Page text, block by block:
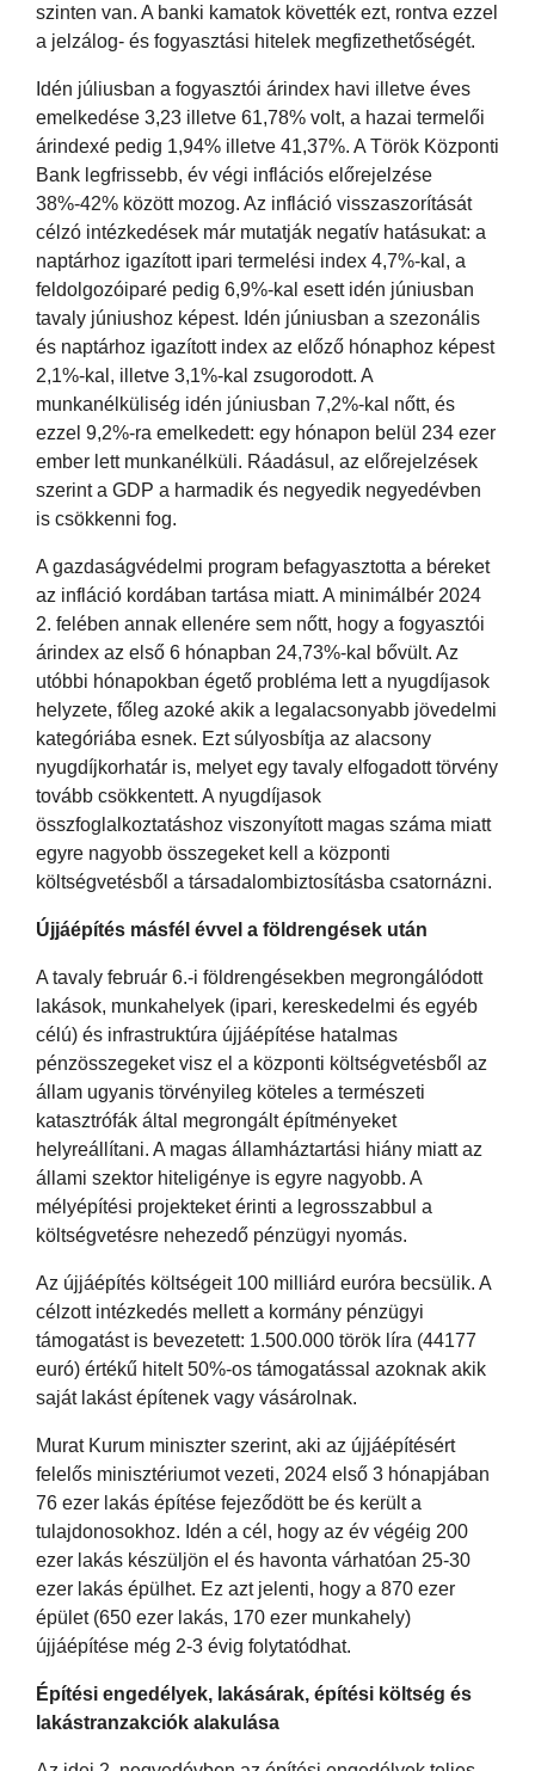
szinten van. A banki kamatok követték ezt, rontva ezzel
a jelzálog- és fogyasztási hitelek megfizethetőségét.
Idén júliusban a fogyasztói árindex havi illetve éves
emelkedése 3,23 illetve 61,78% volt, a hazai termelői
árindexé pedig 1,94% illetve 41,37%. A Török Központi
Bank legfrissebb, év végi inflációs előrejelzése
38%-42% között mozog. Az infláció visszaszorítását
célzó intézkedések már mutatják negatív hatásukat: a
naptárhoz igazított ipari termelési index 4,7%-kal, a
feldolgozóiparé pedig 6,9%-kal esett idén júniusban
tavaly júniushoz képest. Idén júniusban a szezonális
és naptárhoz igazított index az előző hónaphoz képest
2,1%-kal, illetve 3,1%-kal zsugorodott. A
munkanélküliség idén júniusban 7,2%-kal nőtt, és
ezzel 9,2%-ra emelkedett: egy hónapon belül 234 ezer
ember lett munkanélküli. Ráadásul, az előrejelzések
szerint a GDP a harmadik és negyedik negyedévben
is csökkenni fog.
A gazdaságvédelmi program befagyasztotta a béreket
az infláció kordában tartása miatt. A minimálbér 2024
2. felében annak ellenére sem nőtt, hogy a fogyasztói
árindex az első 6 hónapban 24,73%-kal bővült. Az
utóbbi hónapokban égető probléma lett a nyugdíjasok
helyzete, főleg azoké akik a legalacsonyabb jövedelmi
kategóriába esnek. Ezt súlyosbítja az alacsony
nyugdíjkorhatár is, melyet egy tavaly elfogadott törvény
tovább csökkentett. A nyugdíjasok
összfoglalkoztatáshoz viszonyított magas száma miatt
egyre nagyobb összegeket kell a központi
költségvetésből a társadalombiztosításba csatornázni.
Újjáépítés másfél évvel a földrengések után
A tavaly február 6.-i földrengésekben megrongálódott
lakások, munkahelyek (ipari, kereskedelmi és egyéb
célú) és infrastruktúra újjáépítése hatalmas
pénzösszegeket visz el a központi költségvetésből az
állam ugyanis törvényileg köteles a természeti
katasztrófák által megrongált építményeket
helyreállítani. A magas államháztartási hiány miatt az
állami szektor hiteligénye is egyre nagyobb. A
mélyépítési projekteket érinti a legrosszabbul a
költségvetésre nehezedő pénzügyi nyomás.
Az újjáépítés költségeit 100 milliárd euróra becsülik. A
célzott intézkedés mellett a kormány pénzügyi
támogatást is bevezetett: 1.500.000 török líra (44177
euró) értékű hitelt 50%-os támogatással azoknak akik
saját lakást építenek vagy vásárolnak.
Murat Kurum miniszter szerint, aki az újjáépítésért
felelős minisztériumot vezeti, 2024 első 3 hónapjában
76 ezer lakás építése fejeződött be és került a
tulajdonosokhoz. Idén a cél, hogy az év végéig 200
ezer lakás készüljön el és havonta várhatóan 25-30
ezer lakás épülhet. Ez azt jelenti, hogy a 870 ezer
épület (650 ezer lakás, 170 ezer munkahely)
újjáépítése még 2-3 évig folytatódhat.
Építési engedélyek, lakásárak, építési költség és
lakástranzakciók alakulása